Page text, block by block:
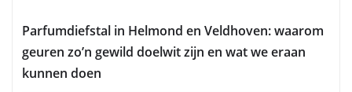
Parfumdiefstal in Helmond en Veldhoven: waarom
geuren zo’n gewild doelwit zijn en wat we eraan
kunnen doen